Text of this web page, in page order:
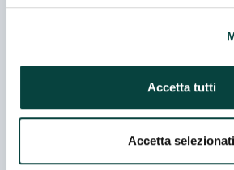
Accetta tutti
Accetta selezionati
Tecnologie proposte
COMPONENTISTICA E ACCESSORI